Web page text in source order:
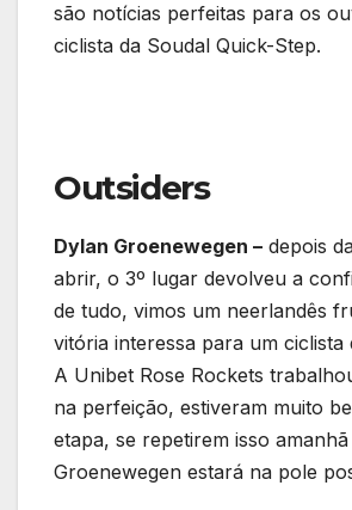
são notícias perfeitas para os
ciclista da Soudal Quick-Step.
Outsiders
Dylan Groenewegen – depois
abrir, o 3º lugar devolveu a
de tudo, vimos um neerlandês
vitória interessa para um ciclista
A Unibet Rose Rockets
na perfeição, estiveram muito
etapa, se repetirem isso amanhã
Groenewegen estará na pole